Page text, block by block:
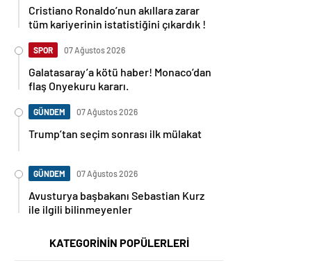
Cristiano Ronaldo’nun akıllara zarar
tüm kariyerinin istatistiğini çıkardık !
SPOR 07 Ağustos 2026
Galatasaray’a kötü haber! Monaco’dan
flaş Onyekuru kararı.
GÜNDEM 07 Ağustos 2026
Trump’tan seçim sonrası ilk mülakat
GÜNDEM 07 Ağustos 2026
Avusturya başbakanı Sebastian Kurz
ile ilgili bilinmeyenler
KATEGORİNİN POPÜLERLERİ